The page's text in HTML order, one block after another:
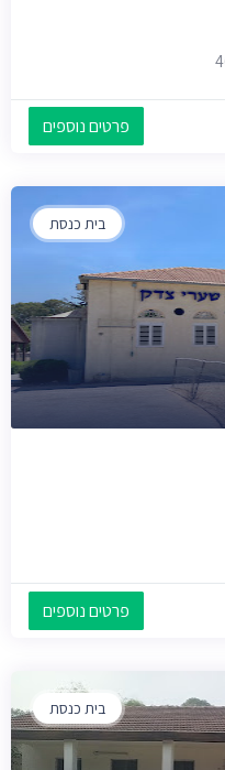
פרטים נוספים
בית כנסת
פרטים נוספים
בית כנסת